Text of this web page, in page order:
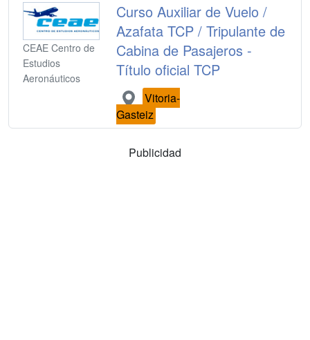
CEAE Centro de
Estudios
Aeronáuticos
Curso Auxiliar de Vuelo /
Azafata TCP / Tripulante de
Cabina de Pasajeros -
Título oficial TCP
Vitoria-
Gasteiz
Publicidad